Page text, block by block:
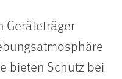
Geräteträger
bieten Schutz bei